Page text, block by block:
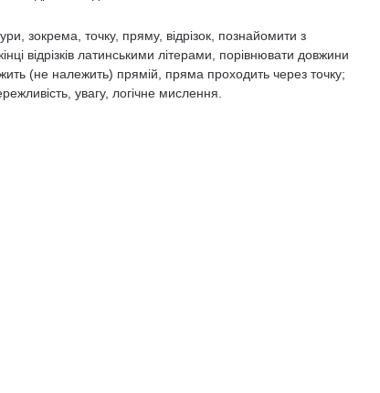
зокрема, точку, пряму, відрізок, по­знайомити з
відрізків ла­тинськими літерами, порівнювати довжини
(не належить) прямій, пряма проходить через точку;
увагу, логічне мислення.